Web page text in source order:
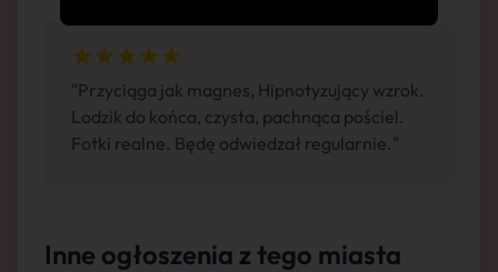
"Przyciąga jak magnes, Hipnotyzujący wzrok.
Lodzik do końca, czysta, pachnąca pościel.
Fotki realne. Będę odwiedzał regularnie."
Inne ogłoszenia z tego miasta